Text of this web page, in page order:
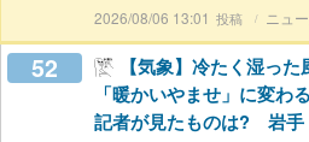
2026/08/06 13:01 ニュ
52
【気象】冷たく湿っ
「暖かいやませ」に変わ
記者が見たものは? 岩手